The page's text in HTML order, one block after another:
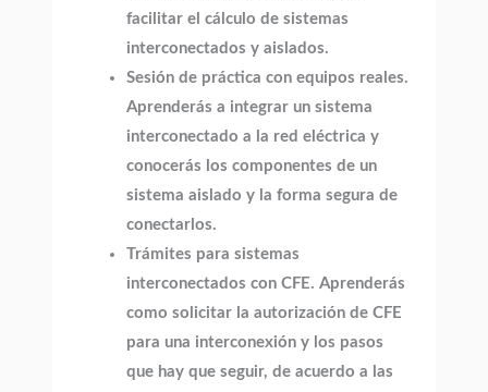
facilitar el cálculo de sistemas
interconectados y aislados.
Sesión de práctica con equipos reales.
Aprenderás a integrar un sistema
interconectado a la red eléctrica y
conocerás los componentes de un
sistema aislado y la forma segura de
conectarlos.
Trámites para sistemas
interconectados con CFE. Aprenderás
como solicitar la autorización de CFE
para una interconexión y los pasos
que hay que seguir, de acuerdo a las